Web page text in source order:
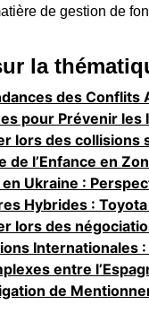
de gestion de
la
des
pour Prévenir les
lors des collisions
de l’Enfance en
en Ukraine :
Hybrides :
lors des
Internationales
entre
de